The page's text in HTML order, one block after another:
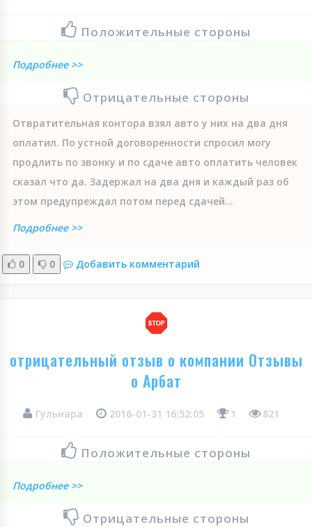
Положительные стороны
Подробнее >>
Отрицательные стороны
Отвратительная контора взял авто у них на два дня
оплатил. По устной договоренности спросил могу
продлить по звонку и по сдаче авто оплатить человек
сказал что да. Задержал на два дня и каждый раз об
этом предупреждал потом перед сдачей...
Подробнее >>
0 0 Добавить комментарий
отрицательный отзыв о компании Отзывы
о Арбат
Гульнара 2016-01-31 16:52:05 1 821
Положительные стороны
Подробнее >>
Отрицательные стороны